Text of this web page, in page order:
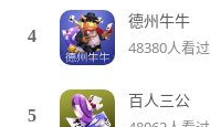
4
德州牛牛
48380人看过
5
百人三公